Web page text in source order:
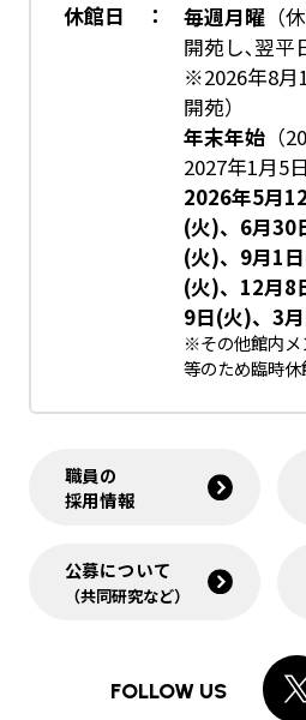
休館日 ： 毎週月曜（
開苑し､翌
※2026年8月
開苑）
年末年始（
2027年1月5日
2026年5月
(火)、6月30
(火)、9月1
(火)、12月8
9日(火)、3
※その他館内メ
等のため臨時
職員の
採用情報
公募について
（共同研究など）
FOLLOW US